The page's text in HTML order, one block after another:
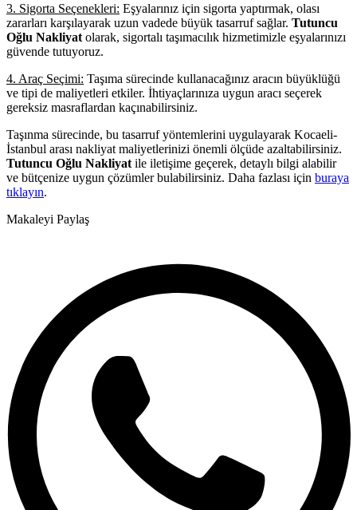
3. Sigorta Seçenekleri: Eşyalarınız için sigorta yaptırmak, olası
zararları karşılayarak uzun vadede büyük tasarruf sağlar. Tutuncu
Oğlu Nakliyat olarak, sigortalı taşımacılık hizmetimizle eşyalarınızı
güvende tutuyoruz.
4. Araç Seçimi: Taşıma sürecinde kullanacağınız aracın büyüklüğü
ve tipi de maliyetleri etkiler. İhtiyaçlarınıza uygun aracı seçerek
gereksiz masraflardan kaçınabilirsiniz.
Taşınma sürecinde, bu tasarruf yöntemlerini uygulayarak Kocaeli-
İstanbul arası nakliyat maliyetlerinizi önemli ölçüde azaltabilirsiniz.
Tutuncu Oğlu Nakliyat ile iletişime geçerek, detaylı bilgi alabilir
ve bütçenize uygun çözümler bulabilirsiniz. Daha fazlası için buraya
tıklayın.
Makaleyi Paylaş